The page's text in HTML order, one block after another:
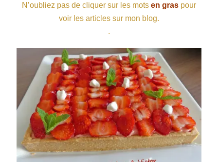
N’oubliez pas de cliquer sur les mots en graspour
voir les articles sur mon blog.
.